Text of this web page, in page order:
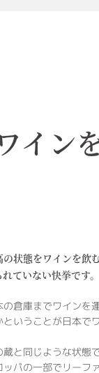
イン
状態をワインを飲
ていない快挙です。
倉庫までワインを
いうことが日本で
と同じような状態
パの一部でリーフ